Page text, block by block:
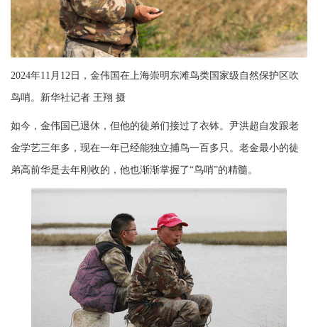
2024年11月12日，金伟国在上海崇明东滩鸟类国家级自然保护区吹
鸟哨。新华社记者 王翔 摄
如今，金伟国已退休，但他的徒弟们接过了衣钵。尹洪超自发跟老
金学艺三年多，现在一年已经能独立捕鸟一百多只。老金最小的徒
弟高前华是去年刚收的，他也渐渐掌握了“鸟哨”的精髓。